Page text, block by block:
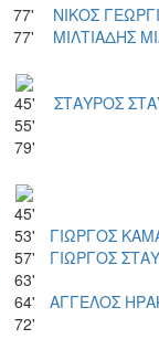
77'
ΝΙΚΟΣ
77'
ΜΙΛΤΙΑΔΗΣ
45' ΣΤΑΥΡΟΣ
55'
79'
45'
53'
ΓΙΩΡΓΟΣ
57'
ΓΙΩΡΓΟΣ
63'
64'
ΑΓΓΕΛΟΣ
72'